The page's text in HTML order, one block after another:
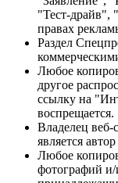
"Тест-драйв",
правах
Раздел
Любое
другое
ссылку на
воспрещается.
Владелец веб-
является
Любое
фотографий и/